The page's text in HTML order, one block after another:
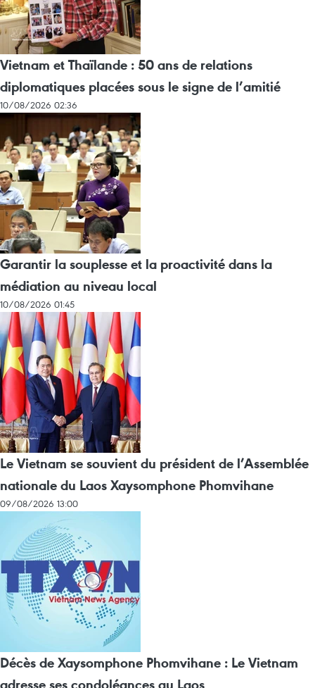
Vietnam et Thaïlande : 50 ans de relations
diplomatiques placées sous le signe de l’amitié
10/08/2026 02:36
Garantir la souplesse et la proactivité dans la
médiation au niveau local
10/08/2026 01:45
Le Vietnam se souvient du président de l’Assemblée
nationale du Laos Xaysomphone Phomvihane
09/08/2026 13:00
Décès de Xaysomphone Phomvihane : Le Vietnam